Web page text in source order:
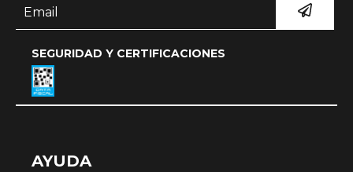
SEGURIDAD Y CERTIFICACIONES
AYUDA